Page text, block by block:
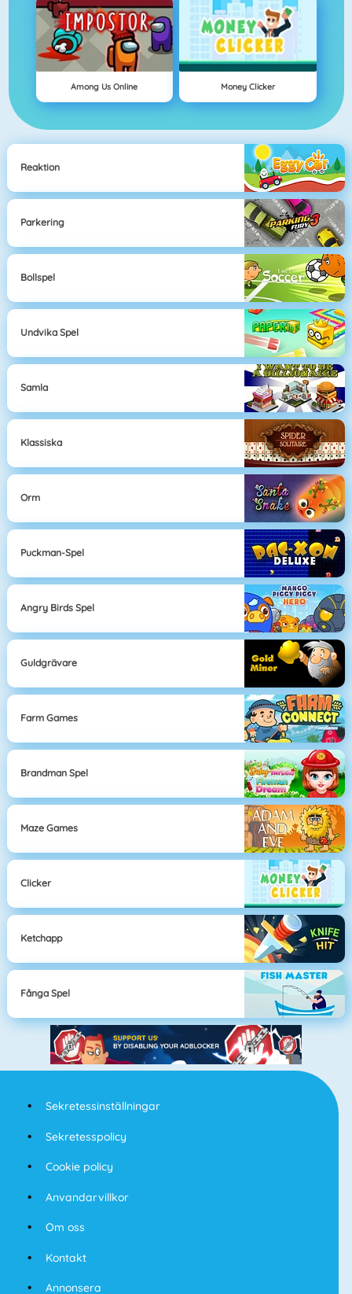
Among Us Online Money Clicker
Reaktion
Parkering
Bollspel
Undvika Spel
Samla
Klassiska
Orm
Puckman-Spel
Angry Birds Spel
Guldgrävare
Farm Games
Brandman Spel
Maze Games
Clicker
Ketchapp
Fånga Spel
Sekretessinställningar
Sekretesspolicy
Cookie policy
Anvandarvillkor
Om oss
Kontakt
Annonsera